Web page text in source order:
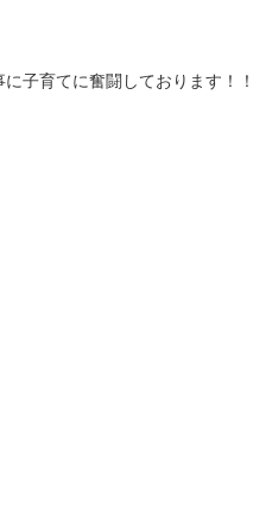
子育てに奮闘しております！